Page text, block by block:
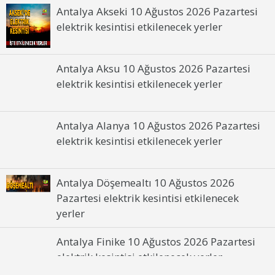
kesintisinden etkilenecek yerler
Alanya 27 Haziran 2026 Cumartesi elektrik
kesintisinden etkilenecek yerler
Demre 27 Haziran 2026 Cumartesi elektrik
kesintisinden etkilenecek yerler
Elmalı 27 Haziran 2026 Cumartesi elektrik
kesintisinden etkilenecek yerler
Antalya Akseki 10 Ağustos 2026 Pazartesi
elektrik kesintisi etkilenecek yerler
Antalya Aksu 10 Ağustos 2026 Pazartesi
elektrik kesintisi etkilenecek yerler
Antalya Alanya 10 Ağustos 2026 Pazartesi
elektrik kesintisi etkilenecek yerler
Antalya Döşemealtı 10 Ağustos 2026
Pazartesi elektrik kesintisi etkilenecek
yerler
Antalya Finike 10 Ağustos 2026 Pazartesi
elektrik kesintisi etkilenecek yerler